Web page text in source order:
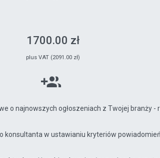
1700.00 zł
plus VAT (2091.00 zł)
o najnowszych ogłoszeniach z Twojej branży -
konsultanta w ustawianiu kryteriów